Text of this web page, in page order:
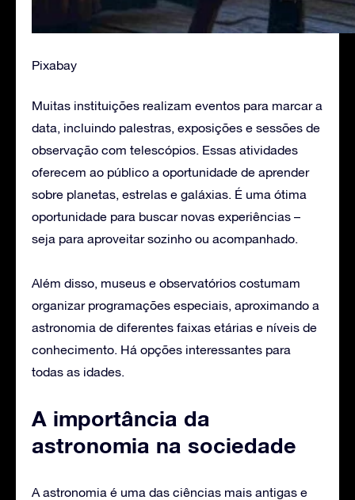
Pixabay
Muitas instituições realizam eventos para marcar a
data, incluindo palestras, exposições e sessões de
observação com telescópios. Essas atividades
oferecem ao público a oportunidade de aprender
sobre planetas, estrelas e galáxias. É uma ótima
oportunidade para buscar novas experiências –
seja para aproveitar sozinho ou acompanhado.
Além disso, museus e observatórios costumam
organizar programações especiais, aproximando a
astronomia de diferentes faixas etárias e níveis de
conhecimento. Há opções interessantes para
todas as idades.
A importância da
astronomia na sociedade
A astronomia é uma das ciências mais antigas e